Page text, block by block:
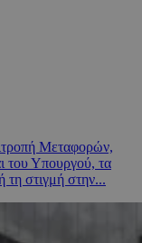
Μεταφορών,
του Υπουργού, τα
τη στιγμή στην...